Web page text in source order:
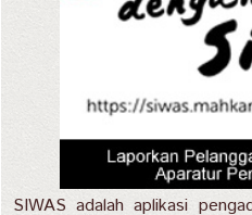
SIWAS adalah aplikasi